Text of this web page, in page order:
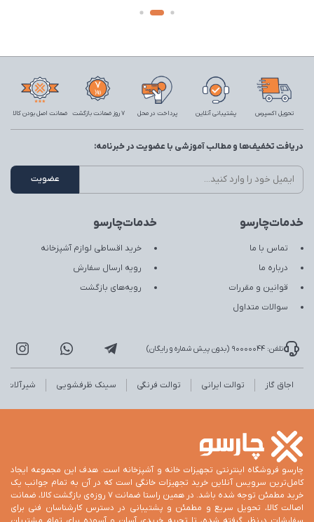
تحویل اکسپرس پشتیبانی آنلاین پرداخت در محل 7 روز ضمانت بازگشت ضمانت اصل بودن کالا
خدمات‌چارسو
تماس با ما
درباره ما
قوانین و مقررات
سوالات متداول
خدمات‌چارسو
خرید اقساطی لوازم آشپزخانه
رویه ارسال سفارش
رویه‌های بازگشت
دریافت تخفیف‌ها و مطالب آموزشی با عضویت در خبرنامه:
تلفن: 90000044 (بدون پیش شماره و رایگان)
اجاق گاز توالت ایرانی توالت فرنگی سینک ظرفشویی شیرآلات
چارسو فروشگاه اینترنتی تجهیزات خانه و آشپزخانه است. هدف این مجموعه ایجاد
کامل‌ترین سرویس آنلاین خرید تجهیزات خانگی است که در آن به تمام جوانب یک
خرید مطمئن توجه شده باشد. در همین راستا ضمانت 7 روزه‌ی بازگشت کالا، ضمانت
اصالت کالا، تحویل سریع و مطمئن و پشتیبانی در دسترس کارشناسان فنی برای